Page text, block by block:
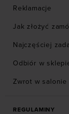
Reklamacje
Jak złożyć
Najczęściej
Odbiór w
Zwrot w salonie
REGULAMINY